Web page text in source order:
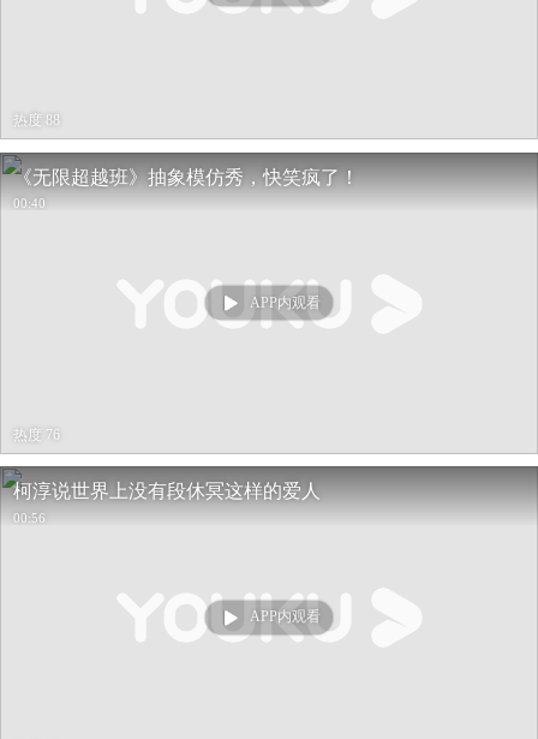
热度 88
《无限超越班》抽象模仿秀，快笑疯了！
00:40
APP内观看
热度 76
柯淳说世界上没有段休冥这样的爱人
00:56
APP内观看